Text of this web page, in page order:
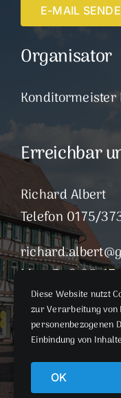
E-MAIL
Organisator
Erreichbar
Richard Albert
Telefon 0175/
Mo – Fr 9:00-
> Impressum
>
Diese Website nutzt
zur Verarbeitung
personenbezogenen
Einbindung von
OK